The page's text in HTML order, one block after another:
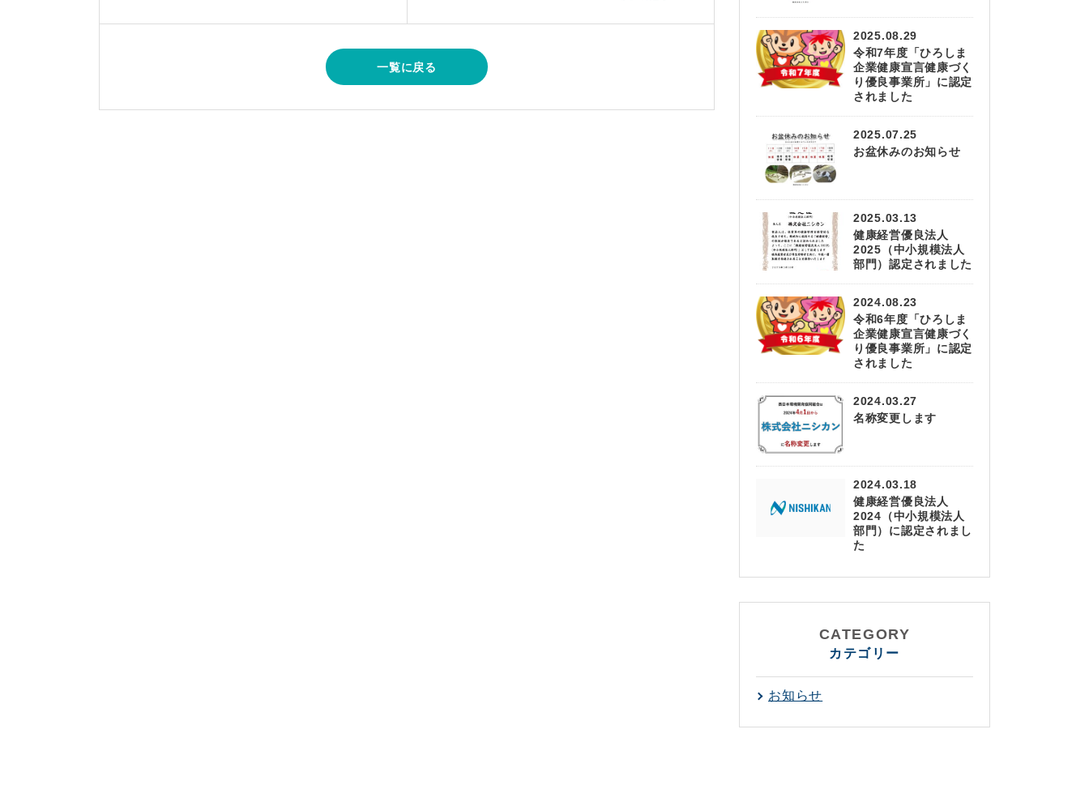
一覧に戻る
2025.08.29
令和7年度「ひろしま
企業健康宣言健康づく
り優良事業所」に認定
されました
2025.07.25
お盆休みのお知らせ
2025.03.13
健康経営優良法人
2025（中小規模法人
部門）認定されました
2024.08.23
令和6年度「ひろしま
企業健康宣言健康づく
り優良事業所」に認定
されました
2024.03.27
名称変更します
2024.03.18
健康経営優良法人
2024（中小規模法人
部門）に認定されまし
た
CATEGORY
カテゴリー
お知らせ